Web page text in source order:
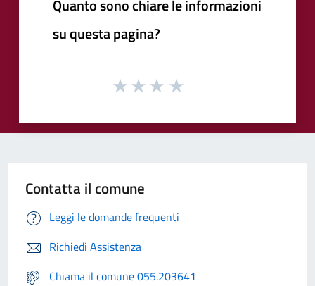
Quanto sono chiare le informazioni
su questa pagina?
Contatta il comune
Leggi le domande frequenti
Richiedi Assistenza
Chiama il comune 055.203641